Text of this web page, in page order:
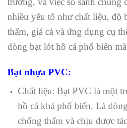
nhiều yếu tố như chất liệu, độ
thấm, giá cả và ứng dụng cụ
dòng bạt lót hồ cá phổ biến
Bạt nhựa PVC:
Chất liệu: Bạt PVC là một
hồ cá khá phổ biến. Là
chống thấm và chịu được